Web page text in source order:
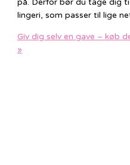
på. Derfor bør du tage dig
lingeri, som passer til lige
Giv dig selv en gave – køb
»